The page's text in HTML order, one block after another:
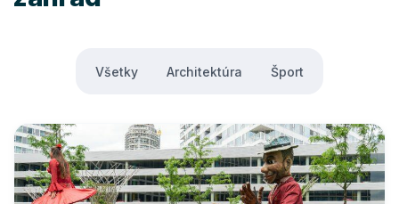
Všetky Architektúra Šport